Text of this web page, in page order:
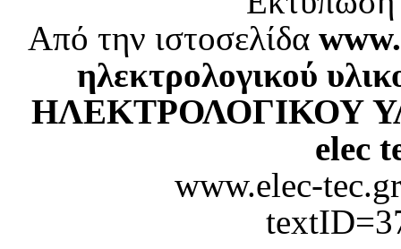
Από την ιστοσελίδα
ηλεκτρολογικού
ΗΛΕΚΤΡΟΛΟΓΙΚΟΥ
elec
www.elec-